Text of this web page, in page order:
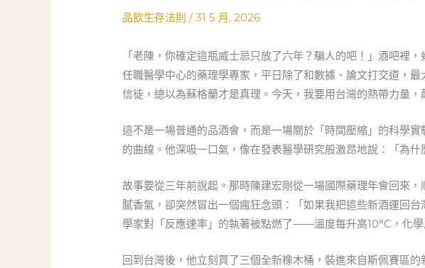
品飲生存法則 /31 5 月, 2026
「老陳，你確定這瓶威士忌只放了六年？騙人的吧！」酒吧
任職醫學中心的藥理學專家，平日除了和數據、論文打交道，
信徒，總以為蘇格蘭才是真理。今天，我要用台灣的熱帶力量，
這不是一場普通的品酒會，而是一場關於「時間壓縮」的科學
的曲線。他深吸一口氣，像在發表醫學研究般激昂地說：「為
故事要從三年前說起。那時陳建宏剛從一場國際藥理年會回來
膩香氣，卻突然冒出一個瘋狂念頭：「如果我把這些新酒運回
學家對「反應速率」的執著被點燃了——溫度每升高10°C，化
回到台灣後，他立刻買了三個全新橡木桶，裝進來自斯佩賽區